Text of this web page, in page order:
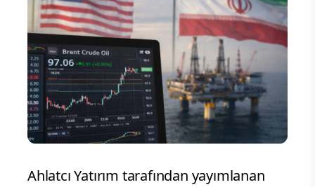
Ahlatcı Yatırım tarafından yayımlanan